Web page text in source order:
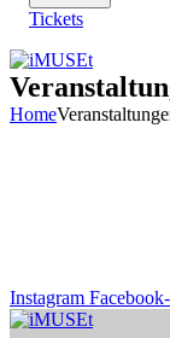
Tickets
Home
Instagram